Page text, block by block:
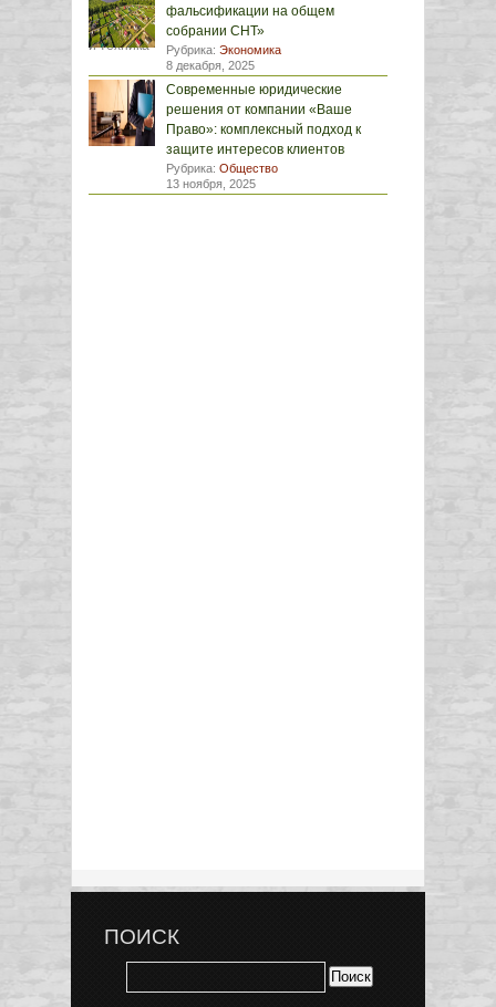
фальсификации на общем
собрании СНТ»
Рубрика: Экономика
8 декабря, 2025
Современные юридические
решения от компании «Ваше
Право»: комплексный подход к
защите интересов клиентов
Рубрика: Общество
13 ноября, 2025
ПОИСК